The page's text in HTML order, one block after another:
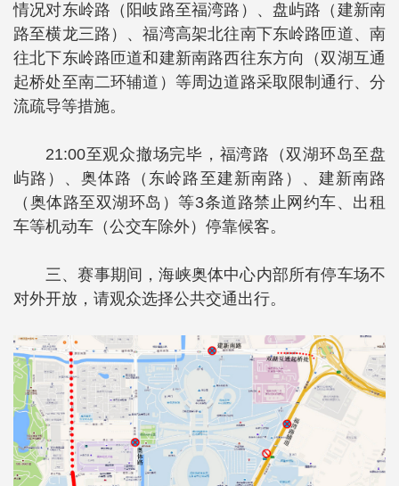
情况对东岭路（阳岐路至福湾路）、盘屿路（建新南
路至横龙三路）、福湾高架北往南下东岭路匝道、南
往北下东岭路匝道和建新南路西往东方向（双湖互通
起桥处至南二环辅道）等周边道路采取限制通行、分
流疏导等措施。
21:00至观众撤场完毕，福湾路（双湖环岛至盘
屿路）、奥体路（东岭路至建新南路）、建新南路
（奥体路至双湖环岛）等3条道路禁止网约车、出租
车等机动车（公交车除外）停靠候客。
三、赛事期间，海峡奥体中心内部所有停车场不
对外开放，请观众选择公共交通出行。